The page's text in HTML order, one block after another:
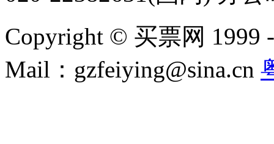
Copyright © 买票网 1999
Mail：gzfeiying@sina.cn